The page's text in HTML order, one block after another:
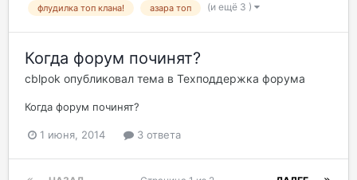
флудилка топ клана! азара топ (и ещё 3 )
Когда форум починят?
cblpok опубликовал тема в Техподдержка форума
Когда форум починят?
1 июня, 2014 3 ответа